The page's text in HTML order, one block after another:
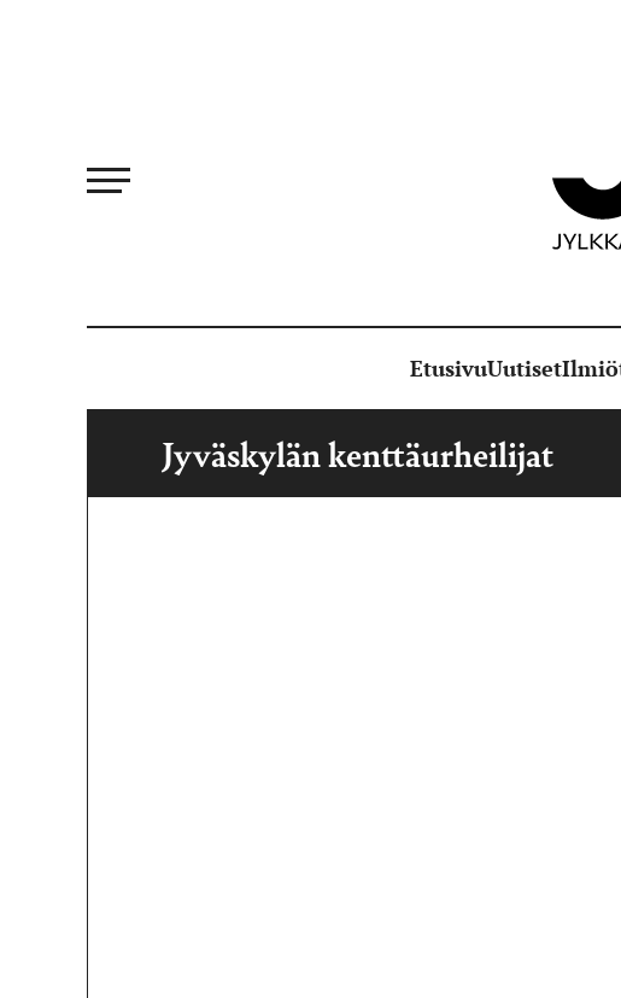
EtusivuUutiset
Jyväskylän kenttäurheilijat